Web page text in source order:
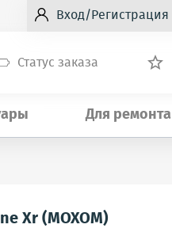
Вход/Регистрация
Статус заказа 
Для ремонта
Xr (MOXOM)